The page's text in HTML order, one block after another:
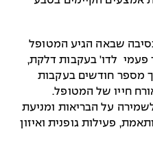
שבאה הגיע המטופל
פעמי לדו' בעקבות דלקת,
מספר חודשים בעקבות
חייו של המטופל.
על הבריאות ומניעת
פעילות גופנית ואיזון